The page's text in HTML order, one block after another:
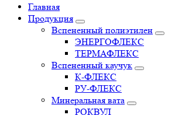
Главная
Продукция
Вспененный полиэтилен
ЭНЕРГОФЛЕКС
ТЕРМАФЛЕКС
Вспененный каучук
К-ФЛЕКС
РУ-ФЛЕКС
Минеральная вата
РОКВУЛ